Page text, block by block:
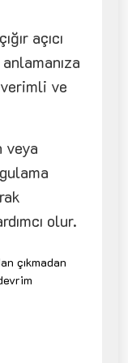
açıcı
ve
veya
olur.
çıkmadan